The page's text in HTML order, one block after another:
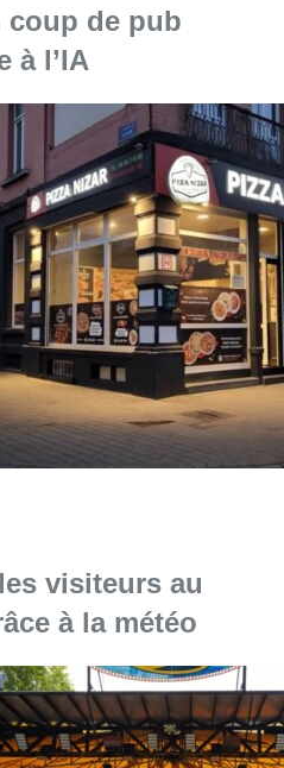
coup de pub
à l’IA
visiteurs au
à la météo